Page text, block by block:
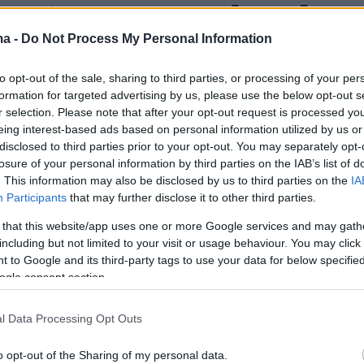
- Do Not Process My Personal Information
opt-out of the sale, sharing to third parties, or processing of your
for targeted advertising by us, please use the below opt-out
selection. Please note that after your opt-out request is processed
interest-based ads based on personal information utilized by us
to third parties prior to your opt-out. You may separately
of your personal information by third parties on the IAB’s list of
This information may also be disclosed by us to third parties on the
Participants that may further disclose it to other third parties.
that this website/app uses one or more Google services and may
but not limited to your visit or usage behaviour. You may
to Google and its third-party tags to use your data for below
consent section.
Data Processing Opt Outs
opt-out of the Sharing of my personal data.
είχαν ερωτευτεί την ομάδα μας εξαιτίας
είχαμε αγωνιστεί στη φάση των ομίλων.
στα δωμάτια τους.
μέρα του αγώνα (σ.σ. έληξε 4-1) έβλεπες ότι
δεν είχαν τη δύναμη να κοντράρουν τους
κουρασμένοι από τις… υπερωρίες το
βράδυ με τις γυναίκες. Τους φώναζα στον
χώρο, ήμουν πολύ νευριασμένος μαζί τους. Τα
επειδή νόμιζαν ότι θα νικούσαμε τη
fm.gr